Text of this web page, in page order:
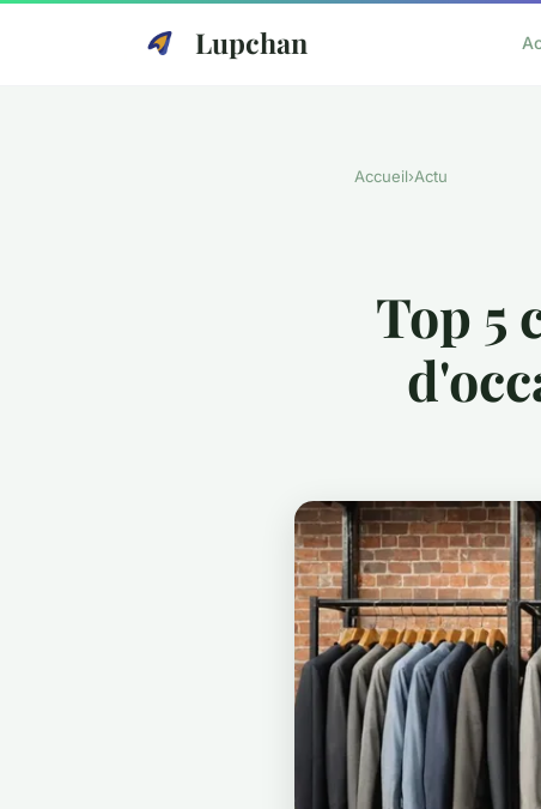
Lupchan
Accueil›Actu
Top 5